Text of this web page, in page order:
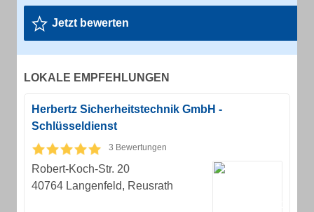
Jetzt bewerten
LOKALE EMPFEHLUNGEN
Herbertz Sicherheitstechnik GmbH -
Schlüsseldienst
3 Bewertungen
Robert-Koch-Str. 20
40764 Langenfeld, Reusrath